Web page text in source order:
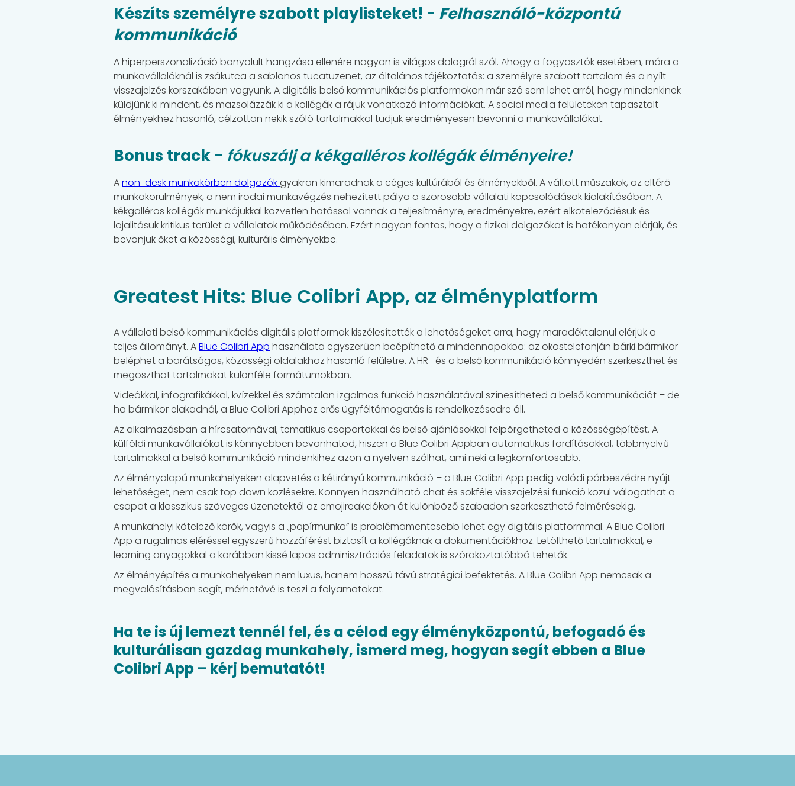
Készíts személyre szabott playlisteket! - Felhasználó-központú
kommunikáció
A hiperperszonalizáció bonyolult hangzása ellenére nagyon is világos dologról szól. Ahogy a fogyasztók esetében, mára a
munkavállalóknál is zsákutca a sablonos tucatüzenet, az általános tájékoztatás: a személyre szabott tartalom és a nyílt
visszajelzés korszakában vagyunk. A digitális belső kommunikációs platformokon már szó sem lehet arról, hogy mindenkinek
küldjünk ki mindent, és mazsolázzák ki a kollégák a rájuk vonatkozó információkat. A social media felületeken tapasztalt
élményekhez hasonló, célzottan nekik szóló tartalmakkal tudjuk eredményesen bevonni a munkavállalókat.
Bonus track - fókuszálj a kékgalléros kollégák élményeire!
Anon-desk munkakörben dolgozókgyakran kimaradnak a céges kultúrából és élményekből. A váltott műszakok, az eltérő
munkakörülmények, a nem irodai munkavégzés nehezített pálya a szorosabb vállalati kapcsolódások kialakításában. A
kékgalléros kollégák munkájukkal közvetlen hatással vannak a teljesítményre, eredményekre, ezért elköteleződésük és
lojalitásuk kritikus terület a vállalatok működésében. Ezért nagyon fontos, hogy a fizikai dolgozókat is hatékonyan elérjük, és
bevonjuk őket a közösségi, kulturális élményekbe.
Greatest Hits: Blue Colibri App, az élményplatform
A vállalati belső kommunikációs digitális platformok kiszélesítették a lehetőségeket arra, hogy maradéktalanul elérjük a
teljes állományt. ABlue Colibri App használata egyszerűen beépíthető a mindennapokba: az okostelefonján bárki bármikor
beléphet a barátságos, közösségi oldalakhoz hasonló felületre. A HR- és a belső kommunikáció könnyedén szerkeszthet és
megoszthat tartalmakat különféle formátumokban.
Videókkal, infografikákkal, kvízekkel és számtalan izgalmas funkció használatával színesítheted a belső kommunikációt – de
ha bármikor elakadnál, a Blue Colibri Apphoz erős ügyféltámogatás is rendelkezésedre áll.
Az alkalmazásban a hírcsatornával, tematikus csoportokkal és belső ajánlásokkal felpörgetheted a közösségépítést. A
külföldi munkavállalókat is könnyebben bevonhatod, hiszen a Blue Colibri Appban automatikus fordításokkal, többnyelvű
tartalmakkal a belső kommunikáció mindenkihez azon a nyelven szólhat, ami neki a legkomfortosabb.
Az élményalapú munkahelyeken alapvetés a kétirányú kommunikáció – a Blue Colibri App pedig valódi párbeszédre nyújt
lehetőséget, nem csak top down közlésekre. Könnyen használható chat és sokféle visszajelzési funkció közül válogathat a
csapat a klasszikus szöveges üzenetektől az emojireakciókon át különböző szabadon szerkeszthető felmérésekig.
A munkahelyi kötelező körök, vagyis a „papírmunka” is problémamentesebb lehet egy digitális platformmal. A Blue Colibri
App a rugalmas eléréssel egyszerű hozzáférést biztosít a kollégáknak a dokumentációkhoz. Letölthető tartalmakkal, e-
learning anyagokkal a korábban kissé lapos adminisztrációs feladatok is szórakoztatóbbá tehetők.
Az élményépítés a munkahelyeken nem luxus, hanem hosszú távú stratégiai befektetés. A Blue Colibri App nemcsak a
megvalósításban segít, mérhetővé is teszi a folyamatokat.
Ha te is új lemezt tennél fel, és a célod egy élményközpontú, befogadó és
kulturálisan gazdag munkahely, ismerd meg, hogyan segít ebben a Blue
Colibri App – kérj bemutatót!